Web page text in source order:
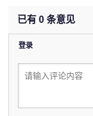
已有 0 条意见
登录